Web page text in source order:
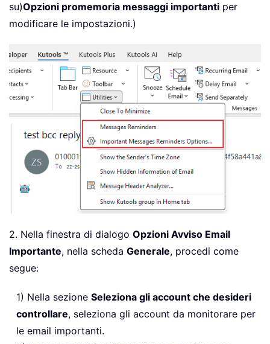
su)Opzioni promemoria messaggi importanti per
modificare le impostazioni.)
2. Nella finestra di dialogo Opzioni Avviso Email
Importante, nella scheda Generale, procedi come
segue:
1) Nella sezione Seleziona gli account che desideri
controllare, seleziona gli account da monitorare per
le email importanti.